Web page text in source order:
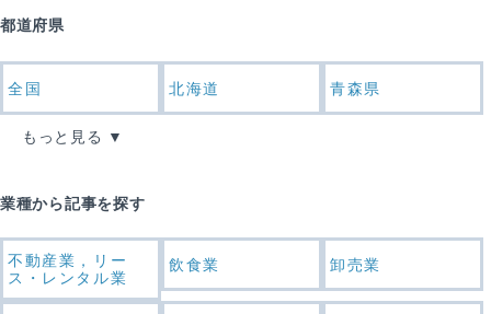
都道府県
全国 北海道 青森県
もっと見る
業種から記事を探す
不動産業，リー
ス・レンタル業
飲食業 卸売業